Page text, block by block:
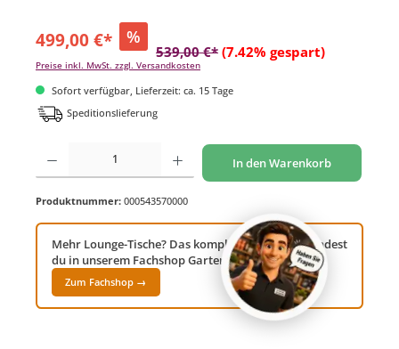
499,00 €* %
539,00 €* (7.42% gespart)
Preise inkl. MwSt. zzgl. Versandkosten
Sofort verfügbar, Lieferzeit: ca. 15 Tage
Speditionslieferung
Produkt Anzahl: Gib den gewünschten Wert ein oder benutze die Schaltflächen um
In den Warenkorb
Produktnummer: 000543570000
Mehr Lounge-Tische? Das komplette Sortiment findest
du in unserem Fachshop Gartenwelt24!
Zum Fachshop →